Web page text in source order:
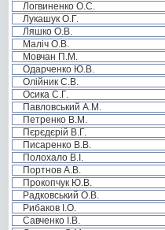
Логвиненко О.С.
Лукашук О.Г.
Ляшко О.В.
Маліч О.В.
Мовчан П.М.
Одарченко Ю.В.
Олійник С.В.
Осика С.Г.
Павловський А.М.
Петренко В.М.
Пєрєдєрій В.Г.
Писаренко В.В.
Полохало В.І.
Портнов А.В.
Прокопчук Ю.В.
Радковський О.В.
Рибаков І.О.
Савченко І.В.